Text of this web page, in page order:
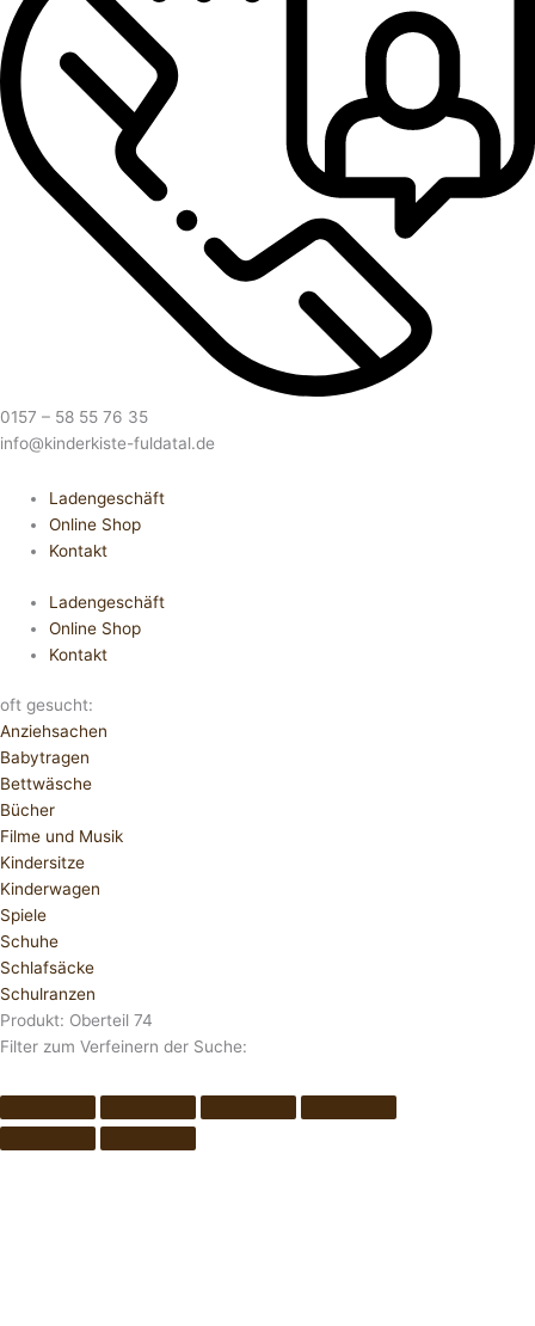
0157 – 58 55 76 35
info@kinderkiste-fuldatal.de
Ladengeschäft
Online Shop
Kontakt
Ladengeschäft
Online Shop
Kontakt
oft gesucht:
Anziehsachen
Babytragen
Bettwäsche
Bücher
Filme und Musik
Kindersitze
Kinderwagen
Spiele
Schuhe
Schlafsäcke
Schulranzen
Produkt: Oberteil 74
Filter zum Verfeinern der Suche: